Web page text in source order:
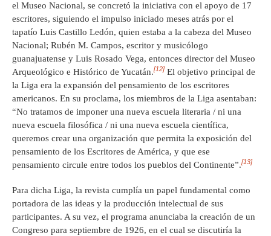
el Museo Nacional, se concretó la iniciativa con el apoyo de 17
escritores, siguiendo el impulso iniciado meses atrás por el
tapatío Luis Castillo Ledón, quien estaba a la cabeza del Museo
Nacional; Rubén M. Campos, escritor y musicólogo
guanajuatense y Luis Rosado Vega, entonces director del Museo
Arqueológico e Histórico de Yucatán.[12] El objetivo principal de
la Liga era la expansión del pensamiento de los escritores
americanos. En su proclama, los miembros de la Liga asentaban:
“No tratamos de imponer una nueva escuela literaria / ni una
nueva escuela filosófica / ni una nueva escuela científica,
queremos crear una organización que permita la exposición del
pensamiento de los Escritores de América, y que ese
pensamiento circule entre todos los pueblos del Continente”.[13]
Para dicha Liga, la revista cumplía un papel fundamental como
portadora de las ideas y la producción intelectual de sus
participantes. A su vez, el programa anunciaba la creación de un
Congreso para septiembre de 1926, en el cual se discutiría la